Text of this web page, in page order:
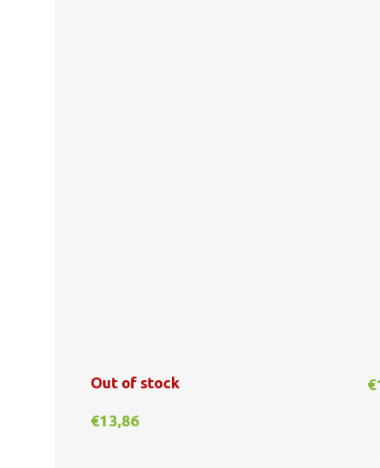
Out of stock
€13,86
€